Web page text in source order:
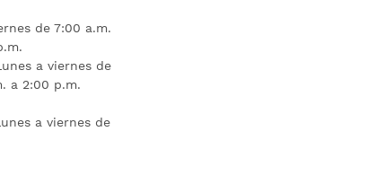
de 7:00 a.m.
a viernes de
a 2:00 p.m.
a viernes de